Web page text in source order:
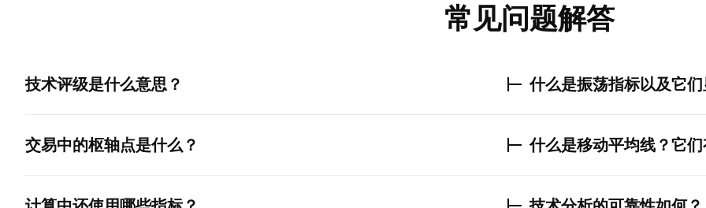
常见问题解答
技术评级是什么意思？
交易中的枢轴点是什么？
什么是振荡指标以及它们
什么是移动平均线？它们